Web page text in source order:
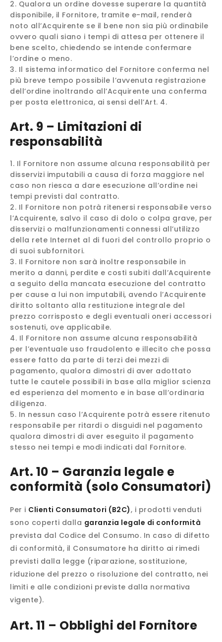
Qualora un ordine dovesse superare la quantità
disponibile, il Fornitore, tramite e-mail, renderà
noto all’Acquirente se il bene non sia più ordinabile
ovvero quali siano i tempi di attesa per ottenere il
bene scelto, chiedendo se intende confermare
l’ordine o meno.
Il sistema informatico del Fornitore conferma nel
più breve tempo possibile l’avvenuta registrazione
dell’ordine inoltrando all’Acquirente una conferma
per posta elettronica, ai sensi dell’Art. 4.
Art. 9 – Limitazioni di
responsabilità
Il Fornitore non assume alcuna responsabilità per
disservizi imputabili a causa di forza maggiore nel
caso non riesca a dare esecuzione all’ordine nei
tempi previsti dal contratto.
Il Fornitore non potrà ritenersi responsabile verso
l’Acquirente, salvo il caso di dolo o colpa grave, per
disservizi o malfunzionamenti connessi all’utilizzo
della rete Internet al di fuori del controllo proprio o
di suoi subfornitori.
Il Fornitore non sarà inoltre responsabile in
merito a danni, perdite e costi subiti dall’Acquirente
a seguito della mancata esecuzione del contratto
per cause a lui non imputabili, avendo l’Acquirente
diritto soltanto alla restituzione integrale del
prezzo corrisposto e degli eventuali oneri accessori
sostenuti, ove applicabile.
Il Fornitore non assume alcuna responsabilità
per l’eventuale uso fraudolento e illecito che possa
essere fatto da parte di terzi dei mezzi di
pagamento, qualora dimostri di aver adottato
tutte le cautele possibili in base alla miglior scienza
ed esperienza del momento e in base all’ordinaria
diligenza.
In nessun caso l’Acquirente potrà essere ritenuto
responsabile per ritardi o disguidi nel pagamento
qualora dimostri di aver eseguito il pagamento
stesso nei tempi e modi indicati dal Fornitore.
Art. 10 – Garanzia legale e
conformità (solo Consumatori)
Per i Clienti Consumatori (B2C), i prodotti venduti
sono coperti dalla garanzia legale di conformità
prevista dal Codice del Consumo. In caso di difetto
di conformità, il Consumatore ha diritto ai rimedi
previsti dalla legge (riparazione, sostituzione,
riduzione del prezzo o risoluzione del contratto, nei
limiti e alle condizioni previste dalla normativa
vigente).
Art. 11 – Obblighi del Fornitore